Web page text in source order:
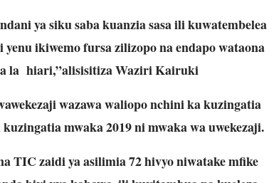
ya siku saba kuanzia sasa ili kuwatembelea
ikiwemo fursa zilizopo na endapo wataona
la hiari,”alisisitiza Waziri Kairuki
wazawa waliopo nchini ka kuzingatia
mwaka 2019 ni mwaka wa uwekezaji.
TIC zaidi ya asilimia 72 hivyo niwatake mfike